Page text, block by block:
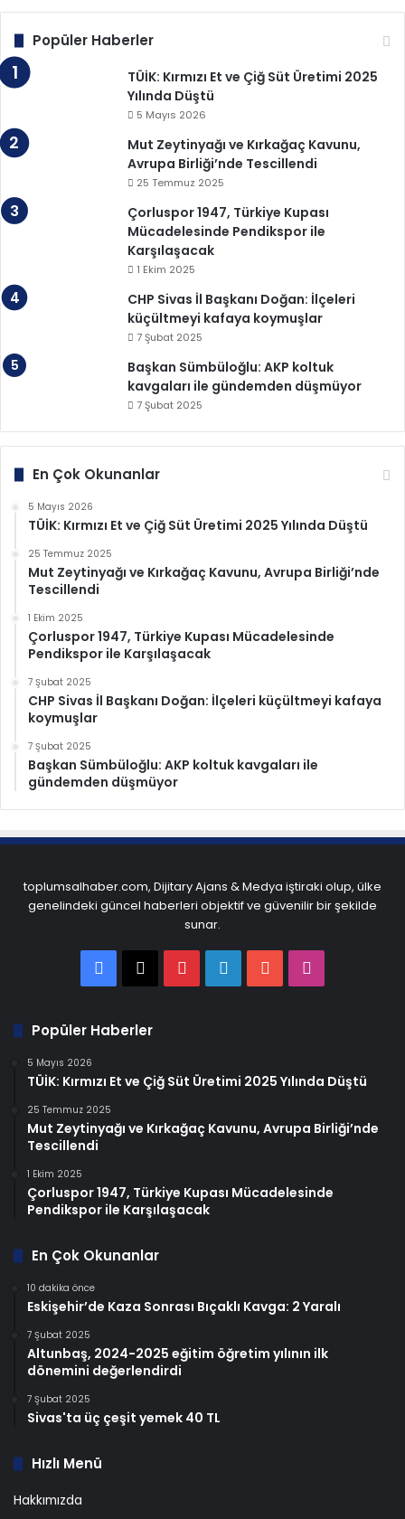
Popüler Haberler
TÜİK: Kırmızı Et ve Çiğ Süt Üretimi 2025
Yılında Düştü
5 Mayıs 2026
Mut Zeytinyağı ve Kırkağaç Kavunu,
Avrupa Birliği’nde Tescillendi
25 Temmuz 2025
Çorluspor 1947, Türkiye Kupası
Mücadelesinde Pendikspor ile
Karşılaşacak
1 Ekim 2025
CHP Sivas İl Başkanı Doğan: İlçeleri
küçültmeyi kafaya koymuşlar
7 Şubat 2025
Başkan Sümbüloğlu: AKP koltuk
kavgaları ile gündemden düşmüyor
7 Şubat 2025
En Çok Okunanlar
5 Mayıs 2026
TÜİK: Kırmızı Et ve Çiğ Süt Üretimi 2025 Yılında Düştü
25 Temmuz 2025
Mut Zeytinyağı ve Kırkağaç Kavunu, Avrupa Birliği’nde
Tescillendi
1 Ekim 2025
Çorluspor 1947, Türkiye Kupası Mücadelesinde
Pendikspor ile Karşılaşacak
7 Şubat 2025
CHP Sivas İl Başkanı Doğan: İlçeleri küçültmeyi kafaya
koymuşlar
7 Şubat 2025
Başkan Sümbüloğlu: AKP koltuk kavgaları ile
gündemden düşmüyor
toplumsalhaber.com, Dijitary Ajans & Medya iştiraki olup, ülke
genelindeki güncel haberleri objektif ve güvenilir bir şekilde
sunar.
Facebook
X PinterestLinkedInYouTube
Popüler Haberler
5 Mayıs 2026
TÜİK: Kırmızı Et ve Çiğ Süt Üretimi 2025 Yılında Düştü
25 Temmuz 2025
Mut Zeytinyağı ve Kırkağaç Kavunu, Avrupa Birliği’nde
Tescillendi
1 Ekim 2025
Çorluspor 1947, Türkiye Kupası Mücadelesinde
Pendikspor ile Karşılaşacak
En Çok Okunanlar
10 dakika önce
Eskişehir’de Kaza Sonrası Bıçaklı Kavga: 2 Yaralı
7 Şubat 2025
Altunbaş, 2024-2025 eğitim öğretim yılının ilk
dönemini değerlendirdi
7 Şubat 2025
Sivas'ta üç çeşit yemek 40 TL
Hızlı Menü
Hakkımızda